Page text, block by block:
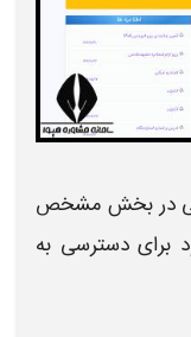
در بخش مشخص
برای دسترسی به